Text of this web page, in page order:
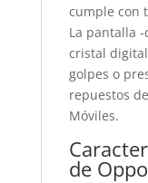
cumple con
La pantalla
cristal
golpes o
repuestos
Móviles.
de